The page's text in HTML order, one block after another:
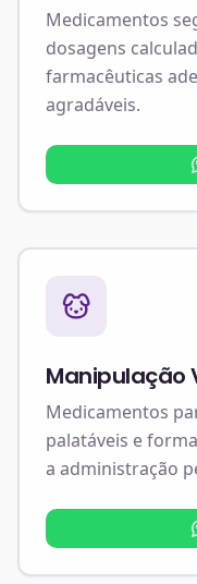
Medicamentos
dosagens
farmacêuticas
agradáveis.
Manipulação
Medicamentos
palatáveis e
a administração